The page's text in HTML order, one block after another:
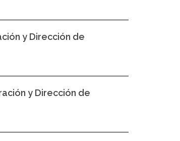
y Dirección de
y Dirección de